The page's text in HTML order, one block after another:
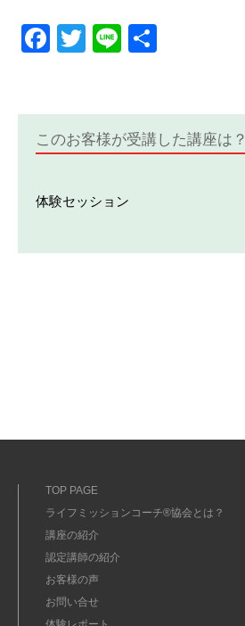
Facebook
Twitter
Line
このお客様が受講した講座は？
体験セッション
TOP PAGE
ライフミッションコーチ®協会とは？
講座の紹介
認定講師の紹介
お客様の声
お問い合せ